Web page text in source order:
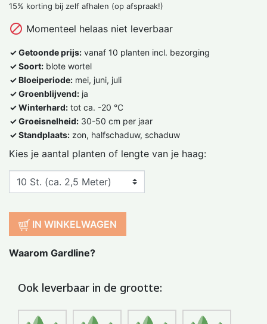
15% korting bij zelf afhalen (op afspraak!)
 Momenteel helaas niet leverbaar
✓ Getoonde prijs: vanaf 10 planten incl. bezorging
✓ Soort: blote wortel
✓ Bloeiperiode: mei, juni, juli
✓ Groenblijvend: ja
✓ Winterhard: tot ca. -20 °C
✓ Groeisnelheid: 30-50 cm per jaar
✓ Standplaats: zon, halfschaduw, schaduw
Kies je aantal planten of lengte van je haag:
IN WINKELWAGEN
Waarom Gardline?
Ook leverbaar in de grootte: